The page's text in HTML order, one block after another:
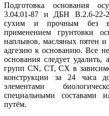
Подготовка основания
3.04.01-87 и ДБН В.2.6-22-
сухим и прочным без
применением грунтовки
наплывов, масляных пятен
адгезию к основанию. Все
основания следует удалить,
групп CN, CT, CX в
конструкции за 24 часа
элементами
специальными составами
путём.